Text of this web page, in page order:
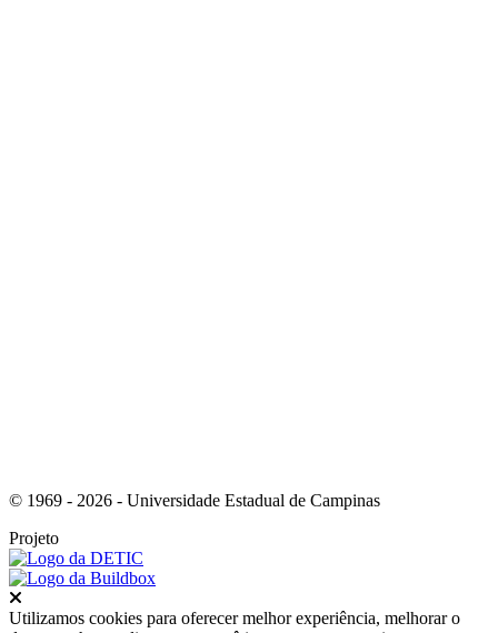
© 1969 - 2026 - Universidade Estadual de Campinas
Projeto
Utilizamos cookies para oferecer melhor experiência, melhorar o